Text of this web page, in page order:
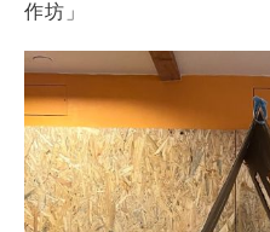
作坊」